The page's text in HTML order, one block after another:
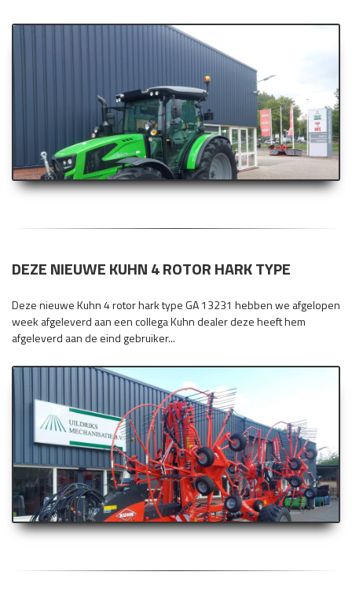
DEZE NIEUWE KUHN 4 ROTOR HARK TYPE
Deze nieuwe Kuhn 4 rotor hark type GA 13231 hebben we afgelopen
week afgeleverd aan een collega Kuhn dealer deze heeft hem
afgeleverd aan de eind gebruiker...